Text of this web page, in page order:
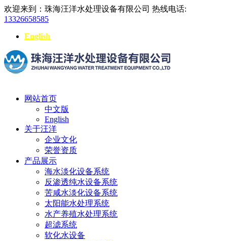
欢迎来到：珠海汪洋水处理设备有限公司 热线电话:
13326658585
English
网站首页
中文版
English
关于汪洋
企业文化
荣誉资质
产品展示
海水淡化设备系统
反渗透纯水设备系统
苦咸水淡化设备系统
太阳能水处理系统
水产养殖水处理系统
超滤系统
软化水设备